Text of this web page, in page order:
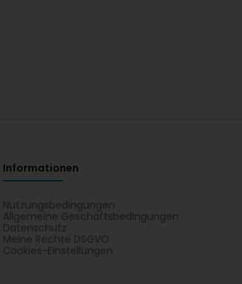
Informationen
Nutzungsbedingungen
Allgemeine Geschäftsbedingungen
Datenschutz
Meine Rechte DSGVO
Cookies-Einstellungen